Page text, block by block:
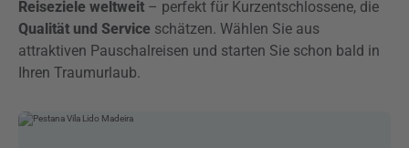
Reiseziele weltweit – perfekt für Kurzentschlossene, die
Qualität und Service schätzen. Wählen Sie aus
attraktiven Pauschalreisen und starten Sie schon bald in
Ihren Traumurlaub.